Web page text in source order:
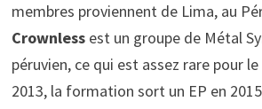
membres proviennent de Lima, au
Crownlessest un groupe de Métal
péruvien, ce qui est assez rare pour
2013, la formation sort un EP en